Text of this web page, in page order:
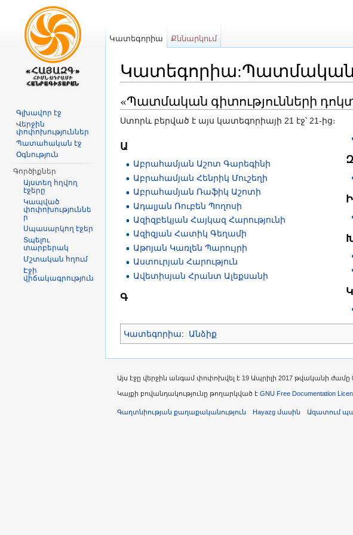
Կատեգորիա:Պատմական
«Պատմական գիտությունների
Ստորև բերված է այս կատեգորիայի 21 էջ՝ 21-ից։
Ա
Աբրահամյան Աշոտ Գարեգինի
Աբրահամյան Հենրիկ Մուշեղի
Աբրահամյան Ռաֆիկ Աշոտի
Ադալյան Ռուբեն Պողոսի
Ազիզբեկյան Հայկազ Հարությունի
Ազիզյան Հատիկ Գեղամի
Աթոյան Կառլեն Պարույրի
Աստուրյան Հարություն
Ավետիսյան Հրանտ Ալեքսանի
Գ
Զ
Ի
Կ
Կատեգորիա: Անձիք
Կատեգորիա Քննարկում
Գլխավոր էջ
Վերջին
փոփոխություններ
Պատահական էջ
Օգնություն
Գործիքներ
Այստեղ հղվող
էջերը
Կապված
փոփոխություննե
ր
Սպասարկող էջեր
Տպելու
տարբերակ
Մշտական հղում
Էջի
վիճակագրություն
Այս էջը վերջին անգամ փոփոխվել է 19 Ապրիլի 2017 թվականի ժամը
Կայքի բովանդակությունը թողարկված է GNU Free Documentation
Գաղտնիության քաղաքականություն Hayazg մասին Ազատում